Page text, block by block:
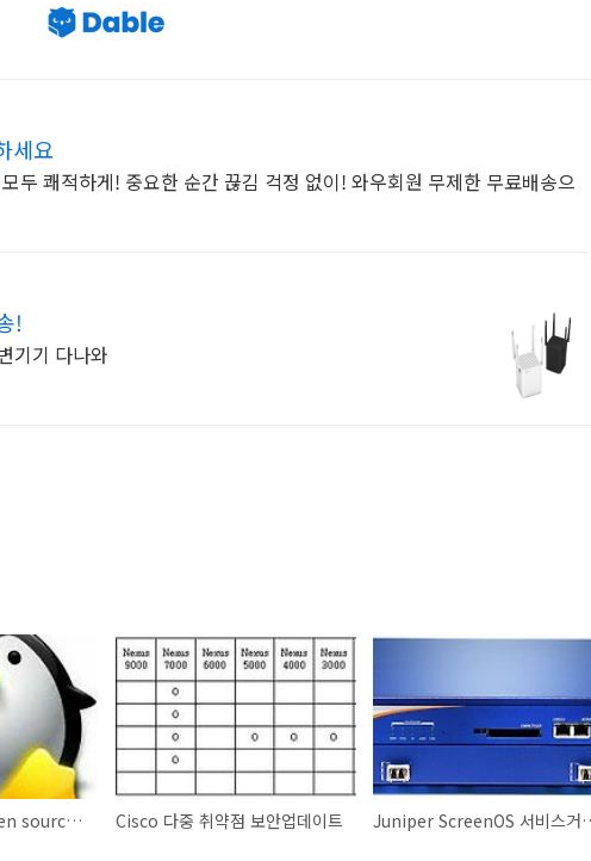
세요
두 쾌적하게! 중요한 순간 끊김 걱정 없이! 와우회원 무제한 무료배송으
!
기기 다나와
SnortDLP - an open source DLP solution utilizing snort Cisco 다중 취약점 보안업데이트 Juniper